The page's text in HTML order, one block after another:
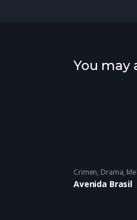
You may
Crimen, Drama,
Avenida Brasil